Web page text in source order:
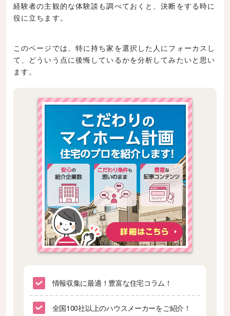
経験者の主観的な体験談も調べておくと、決断をする時に
役に立ちます。
このページでは、特に持ち家を選択した人にフォーカスし
て、どういう点に後悔しているかを分析してみたいと思い
ます。
情報収集に最適！豊富な住宅コラム！
全国100社以上のハウスメーカーをご紹介！